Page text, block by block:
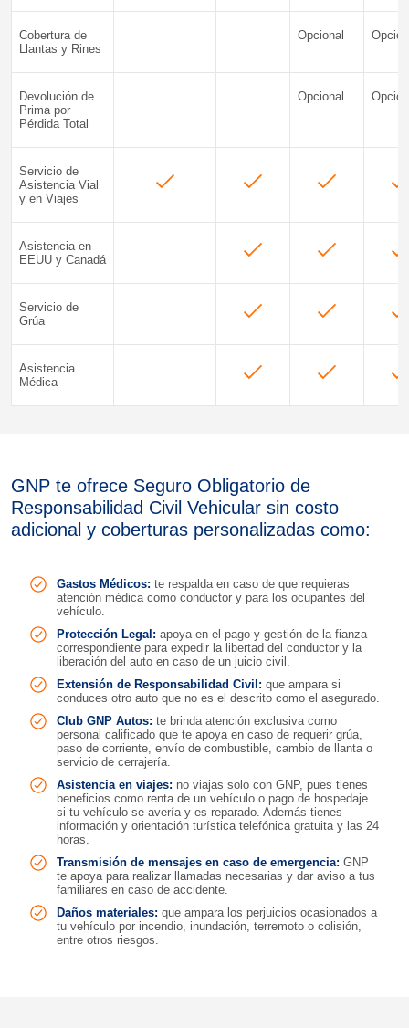
Cobertura de
Llantas y Rines
Opcional
Devolución de
Prima por
Pérdida Total
Opcional
Servicio de
Asistencia Vial
y en Viajes
Asistencia en
EEUU y Canadá
Servicio de
Grúa
Asistencia
Médica
GNP te ofrece Seguro Obligatorio de
Responsabilidad Civil Vehicular sin costo
adicional y coberturas personalizadas como:
Gastos Médicos: te respalda en caso de que requieras
atención médica como conductor y para los ocupantes del
vehículo.
Protección Legal: apoya en el pago y gestión de la fianza
correspondiente para expedir la libertad del conductor y la
liberación del auto en caso de un juicio civil.
Extensión de Responsabilidad Civil: que ampara si
conduces otro auto que no es el descrito como el asegurado.
Club GNP Autos: te brinda atención exclusiva como
personal calificado que te apoya en caso de requerir grúa,
paso de corriente, envío de combustible, cambio de llanta o
servicio de cerrajería.
Asistencia en viajes: no viajas solo con GNP, pues tienes
beneficios como renta de un vehículo o pago de hospedaje
si tu vehículo se avería y es reparado. Además tienes
información y orientación turística telefónica gratuita y las 24
horas.
Transmisión de mensajes en caso de emergencia: GNP
te apoya para realizar llamadas necesarias y dar aviso a tus
familiares en caso de accidente.
Daños materiales: que ampara los perjuicios ocasionados a
tu vehículo por incendio, inundación, terremoto o colisión,
entre otros riesgos.